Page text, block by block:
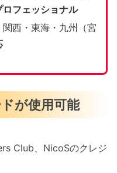
フェッショナル
関西・東海・九州（宮
が使用可能
Club、NicoSのクレジ